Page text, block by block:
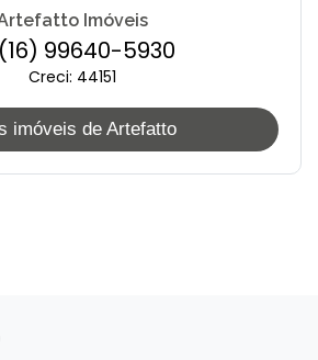
Imóveis
(16) 99640-5930
Creci: 44151
imóveis de Artefatto